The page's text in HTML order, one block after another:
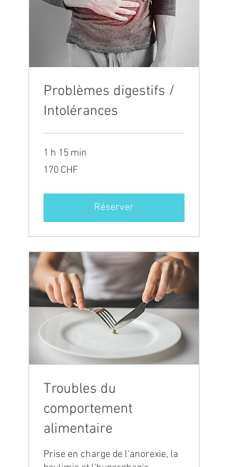
Problèmes digestifs /
Intolérances
1 h 15 min
170
francs
170 CHF
Réserver
Troubles du
comportement
alimentaire
Prise en charge de l'anorexie, la